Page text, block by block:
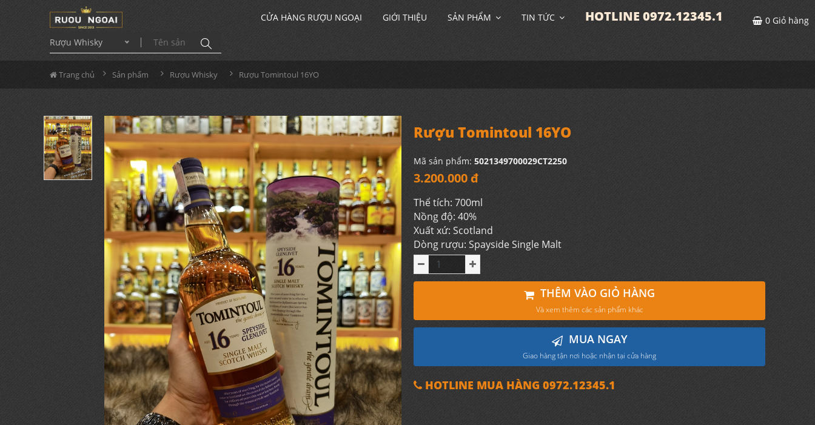
Rượu Whisky
CỬA HÀNG RƯỢU NGOẠI GIỚI THIỆU SẢN PHẨM TIN TỨC HOTLINE 0972.12345.1 0 Giỏ hàng
Trang chủ Sản phẩm Rượu Whisky Rượu Tomintoul 16YO
Rượu Tomintoul 16YO
Mã sản phẩm: 5021349700029CT2250
3.200.000 đ
Thể tích: 700ml
Nồng độ: 40%
Xuất xứ: Scotland
Dòng rượu: Spayside Single Malt
THÊM VÀO GIỎ HÀNG
Và xem thêm các sản phẩm khác
MUA NGAY
Giao hàng tận nơi hoặc nhận tại cửa hàng
HOTLINE MUA HÀNG 0972.12345.1